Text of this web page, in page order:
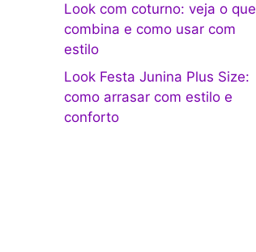
Look com coturno: veja o que
combina e como usar com
estilo
Look Festa Junina Plus Size:
como arrasar com estilo e
conforto